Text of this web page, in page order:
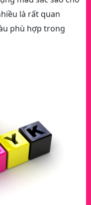
là rất quan
phù hợp trong